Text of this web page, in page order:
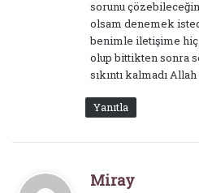
sorunu
olsam denemek
benimle iletişime
olup bittikten sonra
sıkıntı kalmadı
Yanıtla
Miray